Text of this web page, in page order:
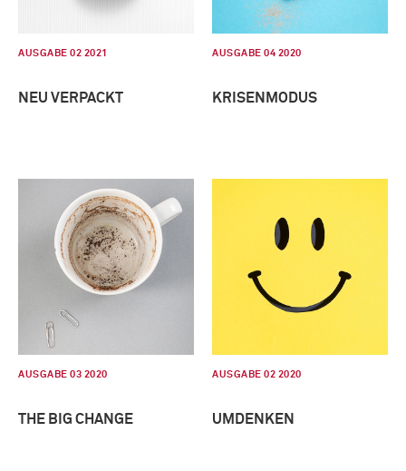
AUSGABE 02 2021
NEU VERPACKT
AUSGABE 04 2020
KRISENMODUS
AUSGABE 03 2020
THE BIG CHANGE
AUSGABE 02 2020
UMDENKEN